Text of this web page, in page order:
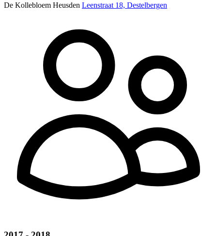
De Kollebloem Heusden Leenstraat 18, Destelbergen